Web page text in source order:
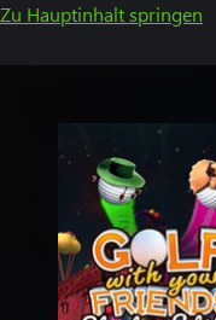
Zu Hauptinhalt springen